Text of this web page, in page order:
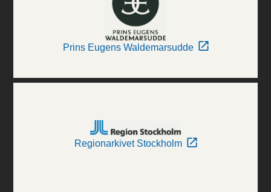
Prins Eugens Waldemarsudde
Regionarkivet Stockholm